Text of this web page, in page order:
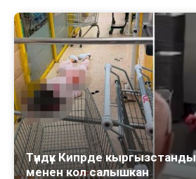
Түндүк Кипрде
менен кол салышкан